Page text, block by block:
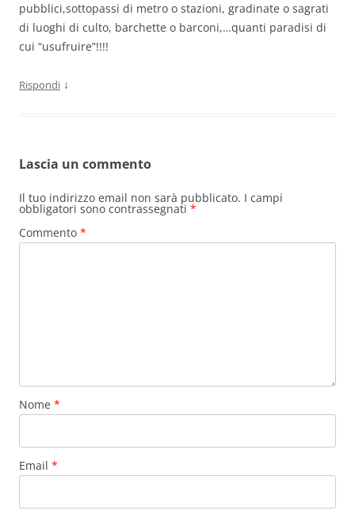
pubblici,sottopassi di metro o stazioni, gradinate o sagrati
di luoghi di culto, barchette o barconi,…quanti paradisi di
cui “usufruire”!!!!
Rispondi ↓
Lascia un commento
Il tuo indirizzo email non sarà pubblicato. I campi
obbligatori sono contrassegnati *
Commento *
Nome *
Email *